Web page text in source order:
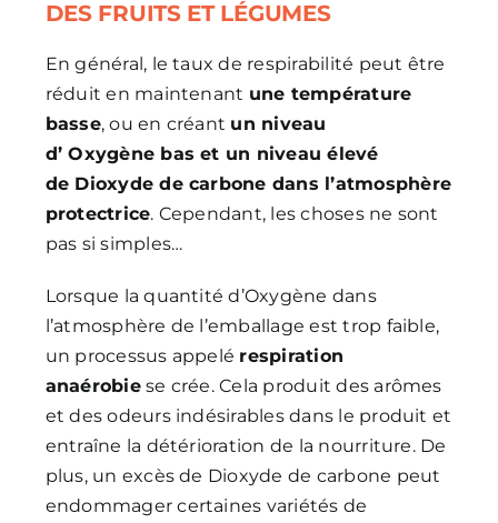
DES FRUITS ET LÉGUMES
En général, le taux de respirabilité peut être
réduit en maintenant une température
basse, ou en créant un niveau
d’ Oxygène bas et un niveau élevé
de Dioxyde de carbone dans l’atmosphère
protectrice. Cependant, les choses ne sont
pas si simples…
Lorsque la quantité d’Oxygène dans
l’atmosphère de l’emballage est trop faible,
un processus appelé respiration
anaérobiese crée. Cela produit des arômes
et des odeurs indésirables dans le produit et
entraîne la détérioration de la nourriture. De
plus, un excès de Dioxyde de carbone peut
endommager certaines variétés de